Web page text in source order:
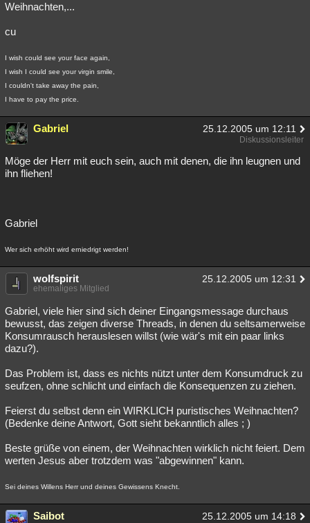
Weihnachten,...
cu
I wish could see your face again,
I wish I could see your virgin smile,
I couldn't take away the pain,
I have to pay the price.
Gabriel 25.12.2005 um 12:11
Diskussionsleiter
Möge der Herr mit euch sein, auch mit denen, die ihn leugnen und
ihn fliehen!
Gabriel
Wer sich erhöht wird erniedrigt werden!
wolfspirit 25.12.2005 um 12:31
ehemaliges Mitglied
Gabriel, viele hier sind sich deiner Eingangsmessage durchaus
bewusst, das zeigen diverse Threads, in denen du seltsamerweise
Konsumrausch herauslesen willst (wie wär's mit ein paar links
dazu?).
Das Problem ist, dass es nichts nützt unter dem Konsumdruck zu
seufzen, ohne schlicht und einfach die Konsequenzen zu ziehen.
Feierst du selbst denn ein WIRKLICH puristisches Weihnachten?
(Bedenke deine Antwort, Gott sieht bekanntlich alles ; )
Beste grüße von einem, der Weihnachten wirklich nicht feiert. Dem
werten Jesus aber trotzdem was "abgewinnen" kann.
Sei deines Willens Herr und deines Gewissens Knecht.
Saibot 25.12.2005 um 14:18